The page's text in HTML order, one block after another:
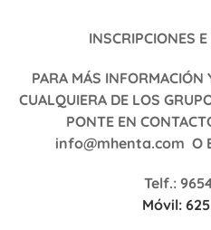
INSCRIPCIONES
PARA MÁS INFORMACIÓN
CUALQUIERA DE LOS
PONTE EN
info@mhenta.com O
Telf.:
Móvil: